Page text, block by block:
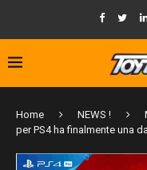
Home NEWS !
per PS4 ha finalmente una